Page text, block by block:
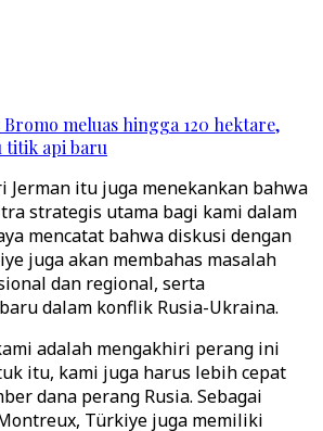
meluas hingga 120 hektare,
titik api baru
Jerman itu juga menekankan bahwa
strategis utama bagi kami dalam
mencatat bahwa diskusi dengan
juga akan membahas masalah
dan regional, serta
dalam konflik Rusia-Ukraina.
adalah mengakhiri perang ini
itu, kami juga harus lebih cepat
dana perang Rusia. Sebagai
Türkiye juga memiliki